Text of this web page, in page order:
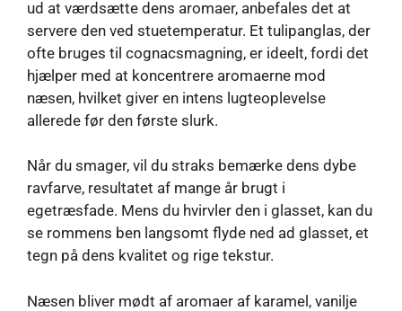
ud at værdsætte dens aromaer, anbefales det at
servere den ved stuetemperatur. Et tulipanglas, der
ofte bruges til cognacsmagning, er ideelt, fordi det
hjælper med at koncentrere aromaerne mod
næsen, hvilket giver en intens lugteoplevelse
allerede før den første slurk.
Når du smager, vil du straks bemærke dens dybe
ravfarve, resultatet af mange år brugt i
egetræsfade. Mens du hvirvler den i glasset, kan du
se rommens ben langsomt flyde ned ad glasset, et
tegn på dens kvalitet og rige tekstur.
Næsen bliver mødt af aromaer af karamel, vanilje